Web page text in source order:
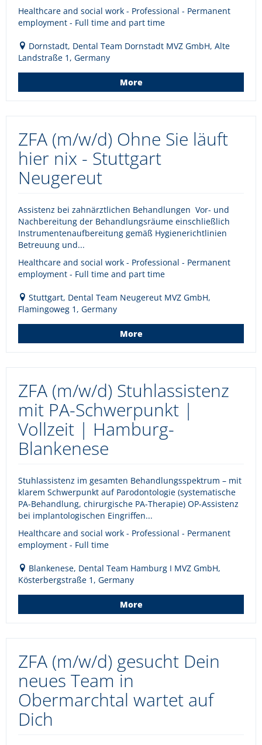
Healthcare and social work - Professional - Permanent
employment - Full time and part time
Dornstadt, Dental Team Dornstadt MVZ GmbH, Alte
Landstraße 1, Germany
More
ZFA (m/w/d) Ohne Sie läuft
hier nix - Stuttgart
Neugereut
Assistenz bei zahnärztlichen Behandlungen Vor- und
Nachbereitung der Behandlungsräume einschließlich
Instrumentenaufbereitung gemäß Hygienerichtlinien
Betreuung und...
Healthcare and social work - Professional - Permanent
employment - Full time and part time
Stuttgart, Dental Team Neugereut MVZ GmbH,
Flamingoweg 1, Germany
More
ZFA (m/w/d) Stuhlassistenz
mit PA-Schwerpunkt |
Vollzeit | Hamburg-
Blankenese
Stuhlassistenz im gesamten Behandlungsspektrum – mit
klarem Schwerpunkt auf Parodontologie (systematische
PA-Behandlung, chirurgische PA-Therapie) OP-Assistenz
bei implantologischen Eingriffen...
Healthcare and social work - Professional - Permanent
employment - Full time
Blankenese, Dental Team Hamburg I MVZ GmbH,
Kösterbergstraße 1, Germany
More
ZFA (m/w/d) gesucht Dein
neues Team in
Obermarchtal wartet auf
Dich